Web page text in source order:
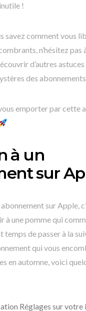
!
savez comment vous
n’hésitez pas
d’autres
des
emporter par cette
à un
sur
sur Apple,
à une pomme qui
temps de passer à la
qui vous
en automne, voici
Réglages sur votre